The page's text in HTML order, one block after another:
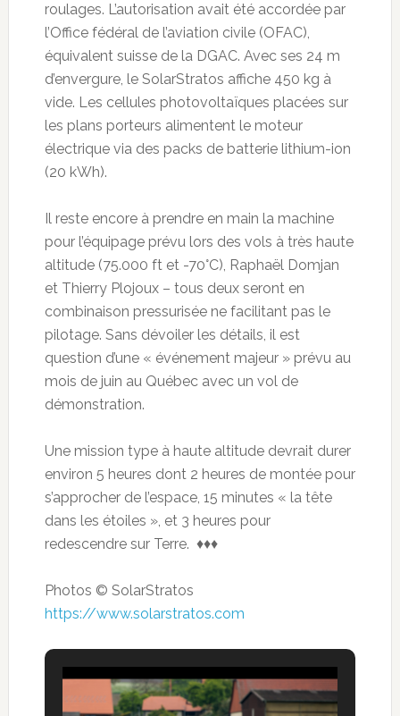
roulages. L’autorisation avait été accordée par
l’Office fédéral de l’aviation civile (OFAC),
équivalent suisse de la DGAC. Avec ses 24 m
d’envergure, le SolarStratos affiche 450 kg à
vide. Les cellules photovoltaïques placées sur
les plans porteurs alimentent le moteur
électrique via des packs de batterie lithium-ion
(20 kWh).
Il reste encore à prendre en main la machine
pour l’équipage prévu lors des vols à très haute
altitude (75.000 ft et -70°C), Raphaël Domjan
et Thierry Plojoux – tous deux seront en
combinaison pressurisée ne facilitant pas le
pilotage. Sans dévoiler les détails, il est
question d’une « événement majeur » prévu au
mois de juin au Québec avec un vol de
démonstration.
Une mission type à haute altitude devrait durer
environ 5 heures dont 2 heures de montée pour
s’approcher de l’espace, 15 minutes « la tête
dans les étoiles », et 3 heures pour
redescendre sur Terre. ♦♦♦
Photos © SolarStratos
https://www.solarstratos.com